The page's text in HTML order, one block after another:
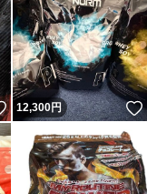
いいね！
12,300円